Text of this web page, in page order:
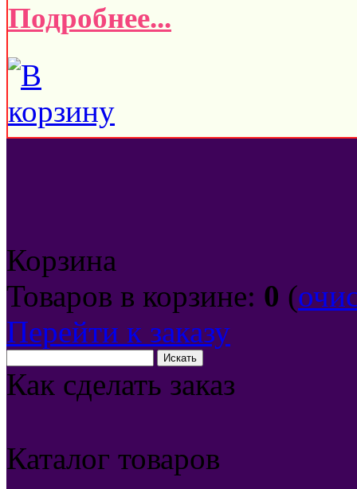
Подробнее...
Корзина
Товаров в корзине: 0 (
Перейти к заказу
Как сделать заказ
Каталог товаров